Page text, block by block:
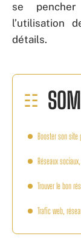
se
l’utilisation
détails.
Booster son site
Réseaux
Trouver le bon
Trafic web,